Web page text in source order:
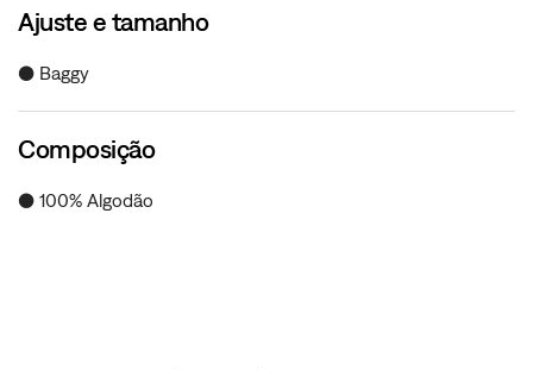
Ajuste e tamanho
● Baggy
Composição
● 100% Algodão